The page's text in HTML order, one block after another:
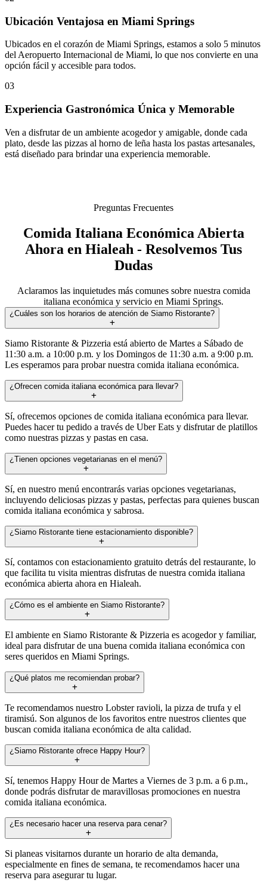
Ubicación Ventajosa en Miami Springs
Ubicados en el corazón de Miami Springs, estamos a solo 5 minutos
del Aeropuerto Internacional de Miami, lo que nos convierte en una
opción fácil y accesible para todos.
03
Experiencia Gastronómica Única y Memorable
Ven a disfrutar de un ambiente acogedor y amigable, donde cada
plato, desde las pizzas al horno de leña hasta los pastas artesanales,
está diseñado para brindar una experiencia memorable.
Preguntas Frecuentes
Comida Italiana Económica Abierta
Ahora en Hialeah - Resolvemos Tus
Dudas
Aclaramos las inquietudes más comunes sobre nuestra comida
italiana económica y servicio en Miami Springs.
¿Cuáles son los horarios de atención de Siamo Ristorante?
Siamo Ristorante & Pizzeria está abierto de Martes a Sábado de
11:30 a.m. a 10:00 p.m. y los Domingos de 11:30 a.m. a 9:00 p.m.
Les esperamos para probar nuestra comida italiana económica.
¿Ofrecen comida italiana económica para llevar?
Sí, ofrecemos opciones de comida italiana económica para llevar.
Puedes hacer tu pedido a través de Uber Eats y disfrutar de platillos
como nuestras pizzas y pastas en casa.
¿Tienen opciones vegetarianas en el menú?
Sí, en nuestro menú encontrarás varias opciones vegetarianas,
incluyendo deliciosas pizzas y pastas, perfectas para quienes buscan
comida italiana económica y sabrosa.
¿Siamo Ristorante tiene estacionamiento disponible?
Sí, contamos con estacionamiento gratuito detrás del restaurante, lo
que facilita tu visita mientras disfrutas de nuestra comida italiana
económica abierta ahora en Hialeah.
¿Cómo es el ambiente en Siamo Ristorante?
El ambiente en Siamo Ristorante & Pizzeria es acogedor y familiar,
ideal para disfrutar de una buena comida italiana económica con
seres queridos en Miami Springs.
¿Qué platos me recomiendan probar?
Te recomendamos nuestro Lobster ravioli, la pizza de trufa y el
tiramisú. Son algunos de los favoritos entre nuestros clientes que
buscan comida italiana económica de alta calidad.
¿Siamo Ristorante ofrece Happy Hour?
Sí, tenemos Happy Hour de Martes a Viernes de 3 p.m. a 6 p.m.,
donde podrás disfrutar de maravillosas promociones en nuestra
comida italiana económica.
¿Es necesario hacer una reserva para cenar?
Si planeas visitarnos durante un horario de alta demanda,
especialmente en fines de semana, te recomendamos hacer una
reserva para asegurar tu lugar.